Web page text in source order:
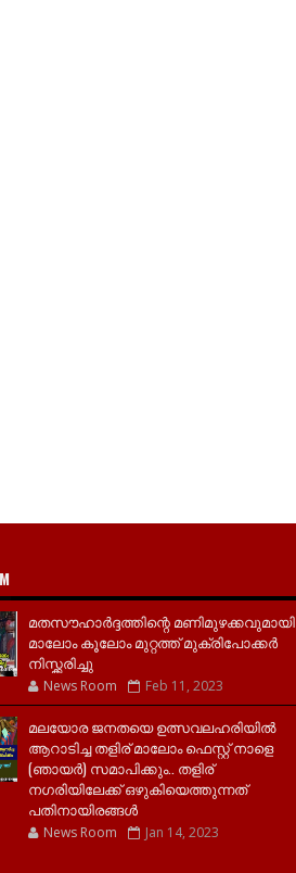
മതസൗഹാർദ്ദത്തിന്റെ മണിമുഴക്കവുമായി
മാലോം കൂലോം മുറ്റത്ത് മുക്രിപോക്കർ
നിസ്ക്കരിച്ചു
News Room Feb 11, 2023
മലയോര ജനതയെ ഉത്സവലഹരിയിൽ
ആറാടിച്ച തളിര് മാലോം ഫെസ്റ്റ് നാളെ
(ഞായർ) സമാപിക്കും.. തളിര്
നഗരിയിലേക്ക് ഒഴുകിയെത്തുന്നത്
പതിനായിരങ്ങൾ
News Room Jan 14, 2023